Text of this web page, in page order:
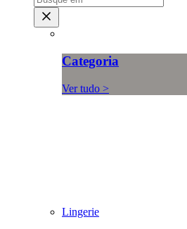
Categoria
Ver tudo >
Lingerie